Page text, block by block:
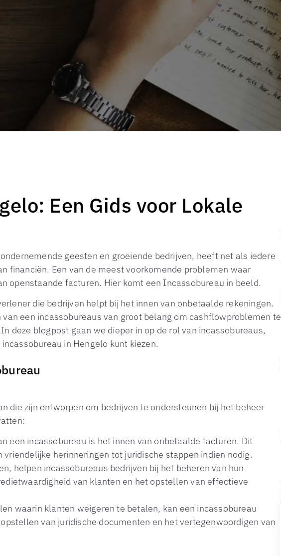
Een Gids voor Lokale
geesten en groeiende bedrijven, heeft net als iedere
financiën. Een van de meest voorkomende problemen waar
openstaande facturen. Hier komt een Incassobureau in beeld.
die bedrijven helpt bij het innen van onbetaalde rekeningen.
een incassobureaus van groot belang om cashflowproblemen te
deze blogpost gaan we dieper in op de rol van incassobureaus,
in Hengelo kunt kiezen.
die zijn ontworpen om bedrijven te ondersteunen bij het beheer
een incassobureau is het innen van onbetaalde facturen. Dit
herinneringen tot juridische stappen indien nodig.
helpen incassobureaus bedrijven bij het beheren van hun
van klanten en het opstellen van effectieve
waarin klanten weigeren te betalen, kan een incassobureau
van juridische documenten en het vertegenwoordigen van